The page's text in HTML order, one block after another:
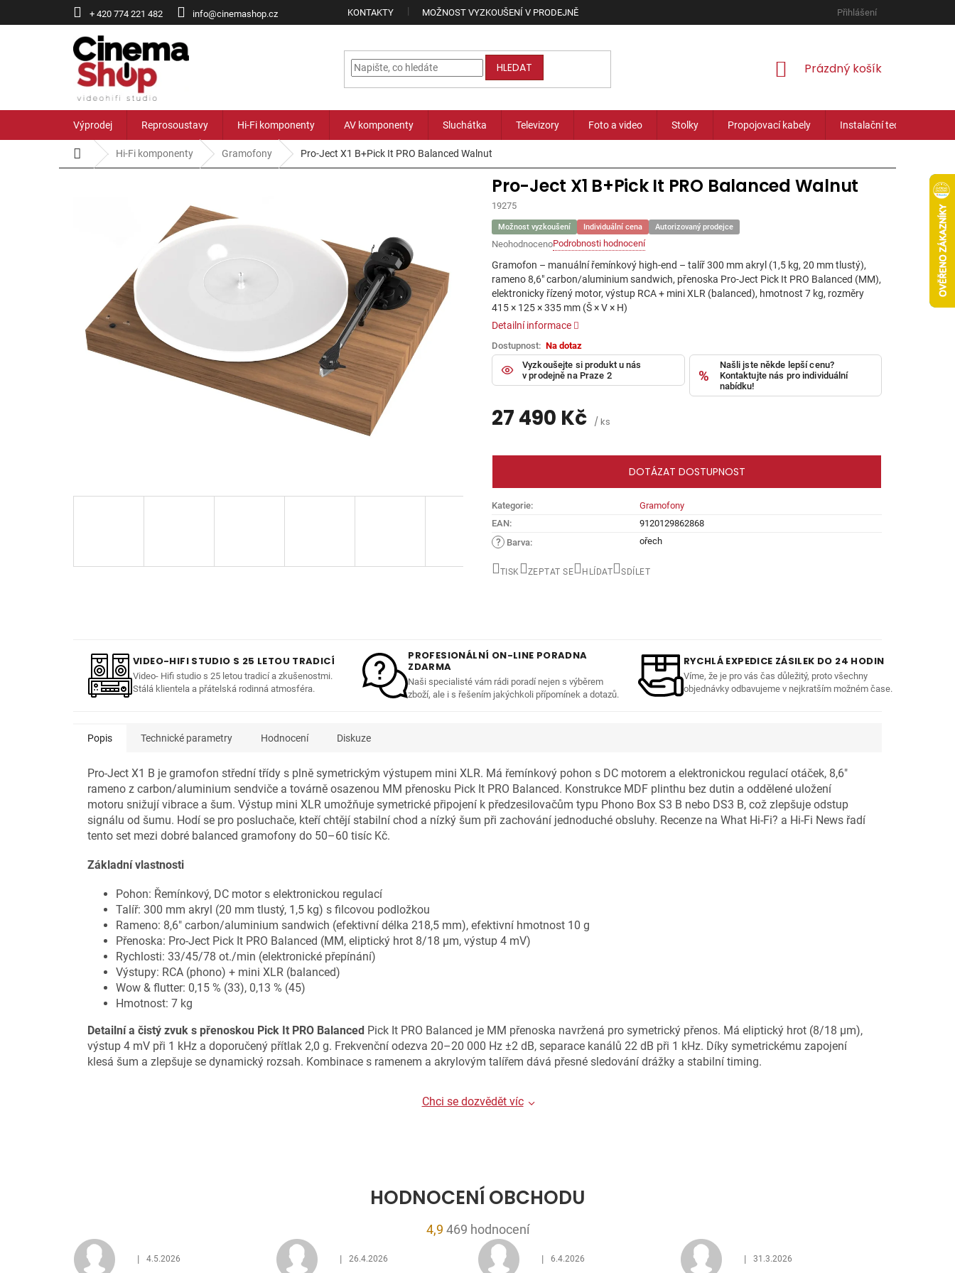
+ 420 774 221 482 info@cinemashop.cz KONTAKTY MOŽNOST VYZKOUŠENÍ V PRODEJNĚ Přihlášení
HLEDAT
NÁKUPNÍ
Prázdný košík
Výprodej Reprosoustavy Hi-Fi komponenty AV komponenty Sluchátka Televizory Foto a video Stolky Propojovací kabely Instalační technika
Domů Hi-Fi komponenty Gramofony Pro-Ject X1 B+Pick It PRO Balanced Walnut
Možnost vyzkoušení Individuální cena Autorizovaný prodejce
Průměrné
hodnocení
je
0,0
z
5
NeohodnocenoPodrobnosti hodnocení
Pro-Ject X1 B+Pick It PRO Balanced Walnut
19275
Vyzkoušejte si produkt u nás
v prodejně na Praze 2
Našli jste někde lepší cenu?
Kontaktujte nás pro individuální
nabídku!
27 490 Kč / ks
cena:
Na dotaz
Kategorie:
Gramofony
EAN: 9120129862868
? Barva: ořech
DOTÁZAT DOSTUPNOST
Gramofon – manuální řemínkový high-end – talíř 300 mm akryl (1,5 kg, 20 mm tlustý),
rameno 8,6" carbon/aluminium sandwich, přenoska Pro-Ject Pick It PRO Balanced (MM),
elektronicky řízený motor, výstup RCA + mini XLR (balanced), hmotnost 7 kg, rozměry
415 × 125 × 335 mm (Š × V × H)
Detailní informace
TISK ZEPTAT SE HLÍDAT SDÍLET
VIDEO-HIFI STUDIO S 25 LETOU TRADICÍ
Video- Hifi studio s 25 letou tradicí a zkušenostmi.
Stálá klientela a přátelská rodinná atmosféra.
PROFESIONÁLNÍ ON-LINE PORADNA
ZDARMA
Naši specialisté vám rádi poradí nejen s výběrem
zboží, ale i s řešením jakýchkoli přípomínek a dotazů.
RYCHLÁ EXPEDICE ZÁSILEK DO 24 HODIN
Víme, že je pro vás čas důležitý, proto všechny
objednávky odbavujeme v nejkratším možném čase.
Popis Technické parametry Hodnocení Diskuze
Pro-Ject X1 B je gramofon střední třídy s plně symetrickým výstupem mini XLR. Má řemínkový pohon s DC motorem a elektronickou regulací otáček, 8,6"
rameno z carbon/aluminium sendviče a továrně osazenou MM přenosku Pick It PRO Balanced. Konstrukce MDF plinthu bez dutin a oddělené uložení
motoru snižují vibrace a šum. Výstup mini XLR umožňuje symetrické připojení k předzesilovačům typu Phono Box S3 B nebo DS3 B, což zlepšuje odstup
signálu od šumu. Hodí se pro posluchače, kteří chtějí stabilní chod a nízký šum při zachování jednoduché obsluhy. Recenze na What Hi-Fi? a Hi-Fi News řadí
tento set mezi dobré balanced gramofony do 50–60 tisíc Kč.
Základní vlastnosti
Pohon: Řemínkový, DC motor s elektronickou regulací
Talíř: 300 mm akryl (20 mm tlustý, 1,5 kg) s filcovou podložkou
Rameno: 8,6" carbon/aluminium sandwich (efektivní délka 218,5 mm), efektivní hmotnost 10 g
Přenoska: Pro-Ject Pick It PRO Balanced (MM, eliptický hrot 8/18 μm, výstup 4 mV)
Rychlosti: 33/45/78 ot./min (elektronické přepínání)
Výstupy: RCA (phono) + mini XLR (balanced)
Wow & flutter: 0,15 % (33), 0,13 % (45)
Hmotnost: 7 kg
Detailní a čistý zvuk s přenoskou Pick It PRO Balanced Pick It PRO Balanced je MM přenoska navržená pro symetrický přenos. Má eliptický hrot (8/18 μm),
výstup 4 mV při 1 kHz a doporučený přítlak 2,0 g. Frekvenční odezva 20–20 000 Hz ±2 dB, separace kanálů 22 dB při 1 kHz. Díky symetrickému zapojení
klesá šum a zlepšuje se dynamický rozsah. Kombinace s ramenem a akrylovým talířem dává přesné sledování drážky a stabilní timing.
Chci se dozvědět víc
HODNOCENÍ OBCHODU
4,9 Průměrné
hodnocení
obchodu
469 hodnocení
Hodnocení obchodu je 5 z 5 hvězdiček.
| 4.5.2026 Hodnocení obchodu je 5 z 5 hvězdiček.
| 26.4.2026 Hodnocení obchodu je 5 z 5 hvězdiček.
| 6.4.2026 Hodnocení obchodu je 5 z 5 hvězdiček.
| 31.3.2026